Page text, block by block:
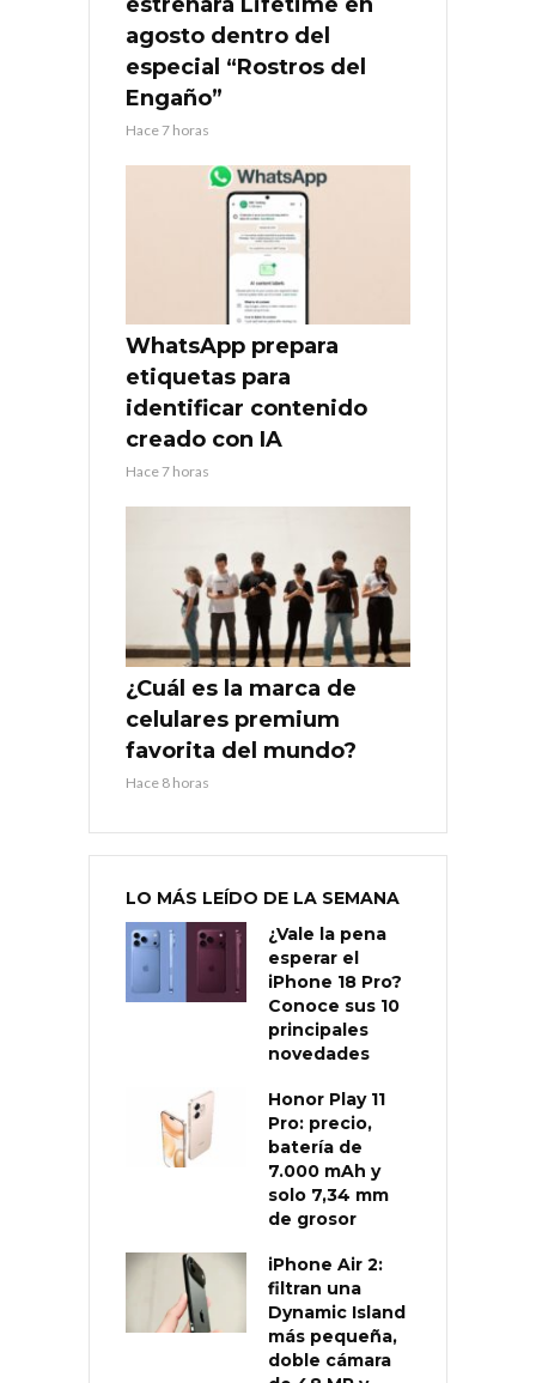
agosto dentro del
especial “Rostros del
Engaño”
Hace 7 horas
WhatsApp prepara
etiquetas para
identificar contenido
creado con IA
Hace 7 horas
¿Cuál es la marca de
celulares premium
favorita del mundo?
Hace 8 horas
LO MÁS LEÍDO DE LA SEMANA
¿Vale la pena
esperar el
iPhone 18 Pro?
Conoce sus 10
principales
novedades
Honor Play 11
Pro: precio,
batería de
7.000 mAh y
solo 7,34 mm
de grosor
iPhone Air 2:
filtran una
Dynamic Island
más pequeña,
doble cámara